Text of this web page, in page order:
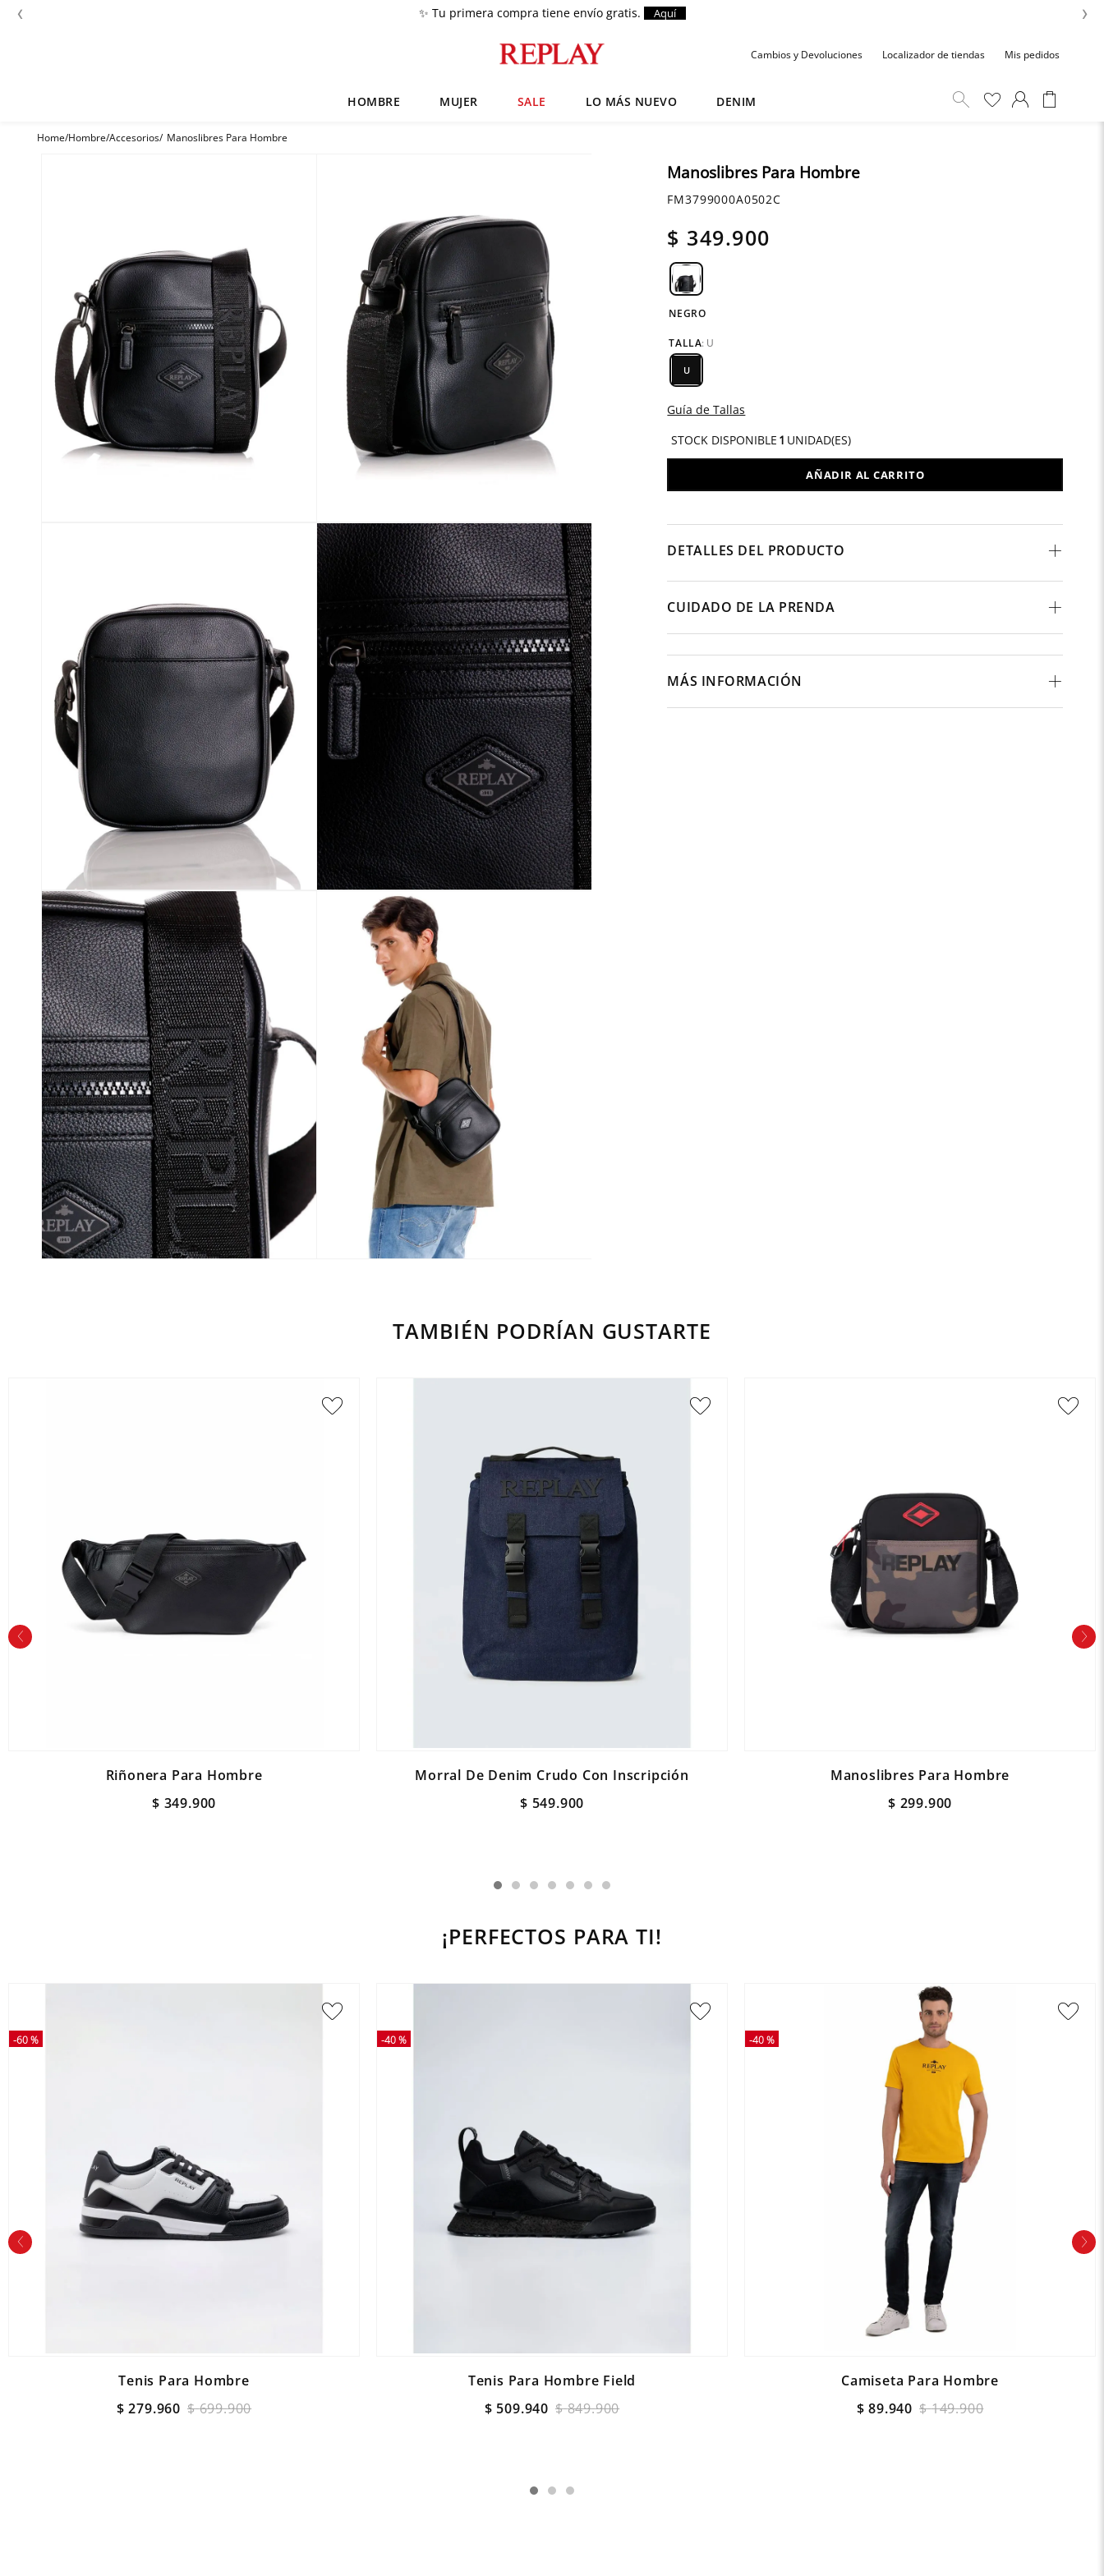
‹ ✨ Tu primera compra tiene envío gratis. Aquí ›
Cambios y Devoluciones Localizador de tiendas Mis pedidos
HOMBRE MUJER SALE LO MÁS NUEVO DENIM
Hombre Accesorios Manoslibres Para Hombre
Manoslibres Para Hombre
FM3799000A0502C
$ 349.900
NEGRO
TALLA: U
U
Guía de Tallas
STOCK DISPONIBLE 1 UNIDAD(ES)
AÑADIR AL CARRITO
DETALLES DEL PRODUCTO
CUIDADO DE LA PRENDA
MÁS INFORMACIÓN
TAMBIÉN PODRÍAN GUSTARTE
Riñonera Para Hombre
$ 349.900
Morral De Denim Crudo Con Inscripción
$ 549.900
Manoslibres Para Hombre
$ 299.900
¡PERFECTOS PARA TI!
-60 %
Tenis Para Hombre
$ 699.900
$ 279.960
-40 %
Tenis Para Hombre Field
$ 849.900
$ 509.940
-40 %
Camiseta Para Hombre
$ 149.900
$ 89.940
3. Anbass
5. Sartoriale